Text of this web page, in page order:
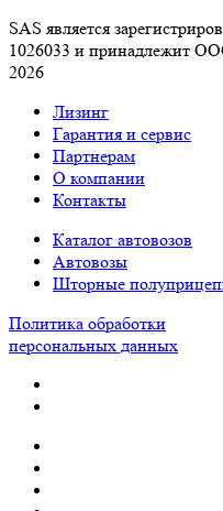
SAS является
1026033 и
2026
Лизинг
Гарантия и сервис
Партнерам
О компании
Контакты
Каталог автовозов
Автовозы
Шторные
Политика обработки
персональных данных